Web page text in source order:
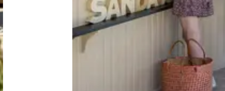
Over Campingzoeker
Veel gestelde vragen
Meld mijn camping aan